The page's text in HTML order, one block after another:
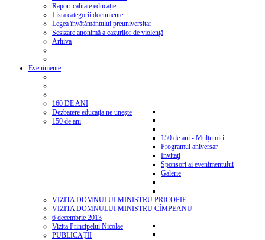
Raport calitate educație
Lista categorii documente
Legea învățământului preuniversitar
Sesizare anonimă a cazurilor de violență
Arhiva
Evenimente
160 DE ANI
Dezbatere educația ne unește
150 de ani
150 de ani - Mulțumiri
Programul aniversar
Invitaţi
Sponsori ai evenimentului
Galerie
VIZITA DOMNULUI MINISTRU PRICOPIE
VIZITA DOMNULUI MINISTRU CÎMPEANU
6 decembrie 2013
Vizita Principelui Nicolae
PUBLICAŢII